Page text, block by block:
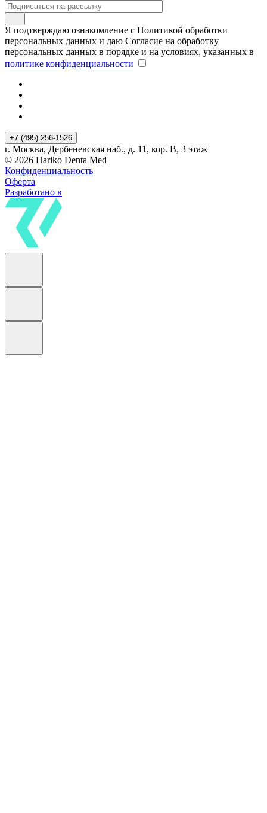
Я подтверждаю ознакомление с Политикой обработки
персональных данных и даю Согласие на обработку
персональных данных в порядке и на условиях, указанных в
политике конфиденциальности
+7 (495) 256-1526
г. Москва, Дербеневская наб., д. 11, кор. В, 3 этаж
© 2026 Hariko Denta Med
Конфиденциальность
Оферта
Разработано в